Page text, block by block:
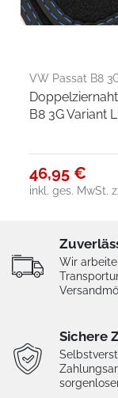
VW Passat B8
B8 3G Variant
46,95 €
inkl. ges. MwSt.
Wir
Sichere